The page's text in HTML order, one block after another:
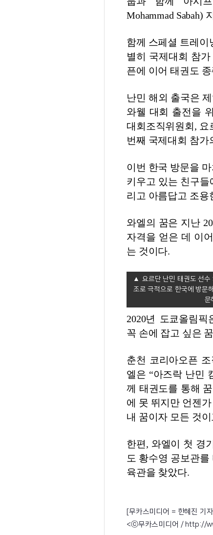
Mohammad Sabah)
함께 스페셜 트레이
별히 국제대회 참
픈에 이어 태권도
난민 해외 출국은
와웰 대회 출전을
대회조직위원회, 요
번째 국제대회 참가
이번 한국 방문을
키우고 있는 친구들
리고 아름답고 조용
와엘의 꿈은 지난
자격을 얻은 데 이
는 것이다.
요르단 난민 태권도 선
조로 극적으로 한국에 방문
문
2020년 도쿄올림
꼭 손에 잡고 싶은
춘천 코리아오픈
엘은 “아즈락 난민
께 태권도를 통해
에 못 뛰지만 언젠
내 꿈이자 모든 것
한편, 와엘이 첫 경
도 황수영 공보관
육관을 찾았다.
[무카스미디어 = 한혜진 기
<ⓒ무카스미디어 / http://